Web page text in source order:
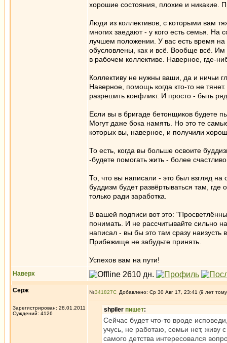
хорошие состояния, плохие и никакие.
Люди из коллективов, с которыми вам
многих заедают - у кого есть семья. На
лучшем положении. У вас есть время
обусловлены, как и всё. Вообще всё. Им
в рабочем коллективе. Наверное, где-
Коллективу не нужны ваши, да и ничьи
Наверное, помощь когда кто-то не
разрешить конфликт. И просто - быть
Если вы в бригаде бетонщиков будете
Могут даже бока намять. Но это те
которых вы, наверное, и получили
То есть, когда вы больше освоите
-будете помогать жить - более
То, что вы написали - это был взгляд
буддизм будет развёртываться там, где
только ради заработка.
В вашей подписи вот это:
понимать. И не рассчитывайте сильно
написал - вы бы это там сразу
Прибежище не забудьте принять.
Успехов вам на пути!
Наверх
Серж
Зарегистрирован: 28.01.2011
Суждений: 4126
№341827 Добавлено: Ср 30 Авг 17, 23:41 (9 лет
shpiler пишет:
Сейчас будет что-то вроде
учусь, не работаю, семьи нет, живу
самого детства интересовался